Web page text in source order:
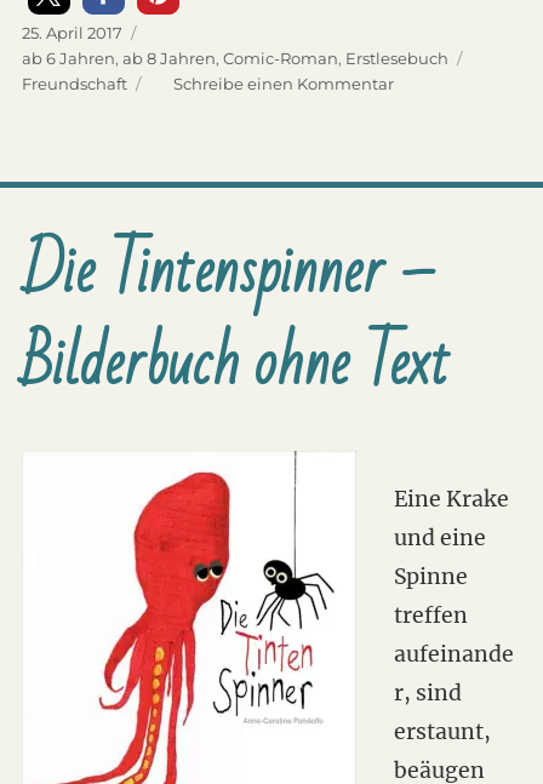
Veröffentlicht
am
25. April 2017
Kategorien
ab 6 Jahren, ab 8 Jahren, Comic-Roman, Erstlesebuch
Schlagwörter
Freundschaft Schreibe einen Kommentarzu
Fische
Die Tintenspinner –
Bilderbuch ohne Text
Eine Krake
und eine
Spinne
treffen
aufeinande
r, sind
erstaunt,
beäugen